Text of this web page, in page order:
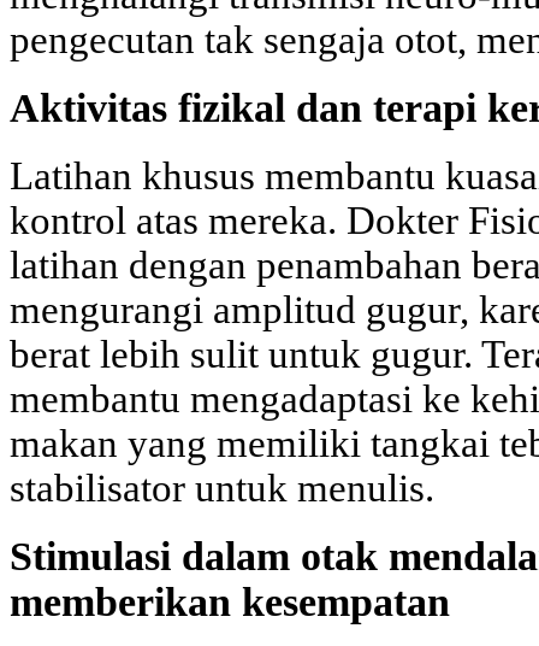
pengecutan tak sengaja otot,
Aktivitas fizikal dan terapi
Latihan khusus membantu
kontrol atas mereka. Dokter
latihan dengan penambahan
mengurangi amplitud gugur,
berat lebih sulit untuk gugur.
membantu mengadaptasi ke
makan yang memiliki tangkai
stabilisator untuk menulis.
Stimulasi dalam otak
memberikan kesempatan